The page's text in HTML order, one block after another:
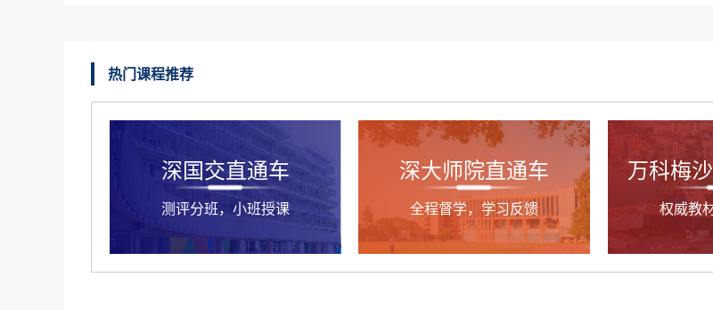
热门课程推荐
深国交直通车
测评分班，小班授课
深大师院直通车
全程督学，学习反馈
万科梅
权威教